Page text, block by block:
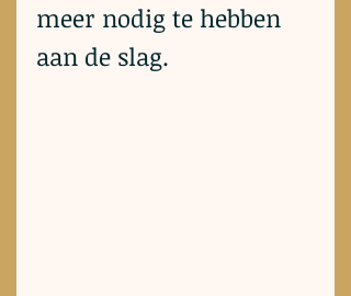
meer nodig te hebben
aan de slag.